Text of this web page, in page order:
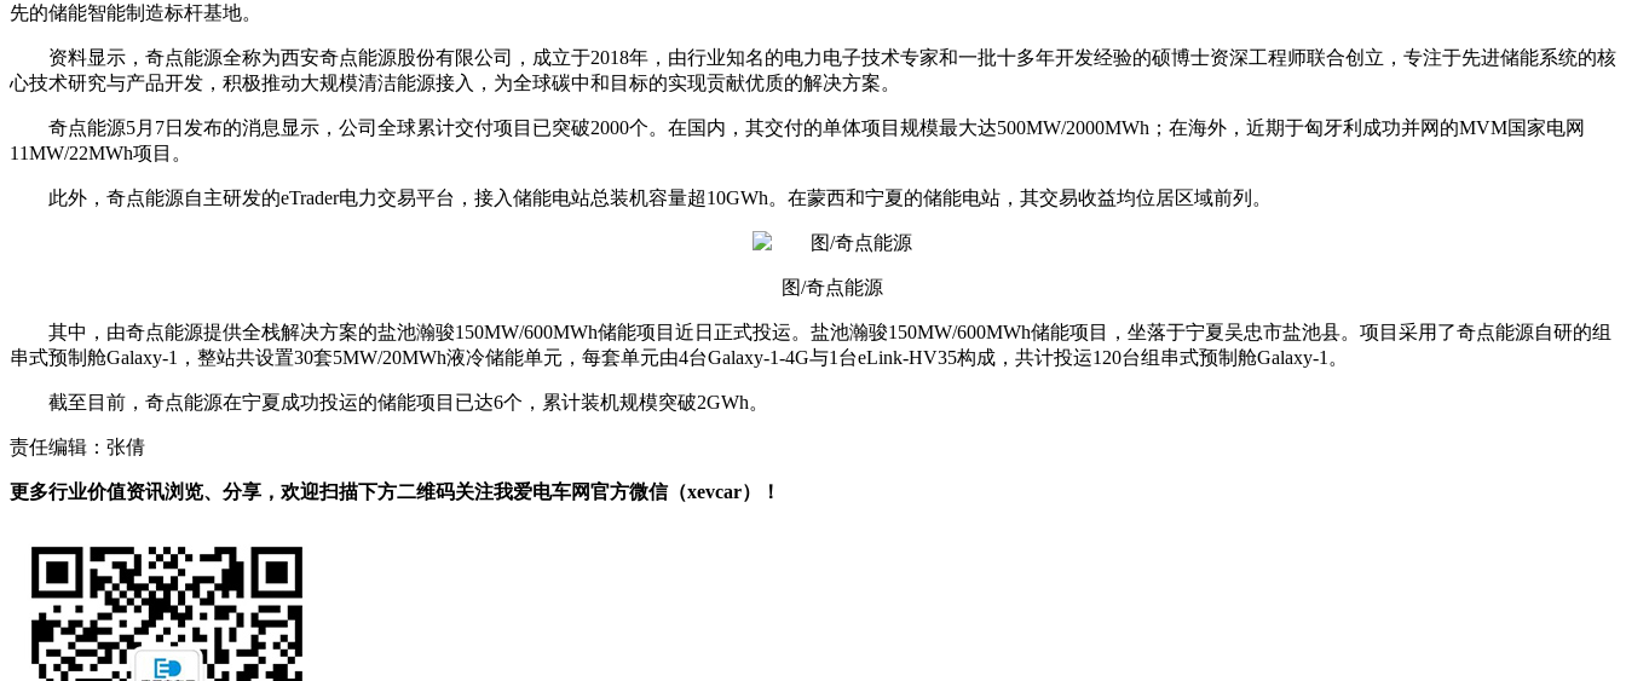
先的储能智能制造标杆基地。
资料显示，奇点能源全称为西安奇点能源股份有限公司，成立于2018年，由行业知名的电力电子技术专家和一批十多年开发经验的硕博士资深工程师联合创立，专注于先进储能系统的核
心技术研究与产品开发，积极推动大规模清洁能源接入，为全球碳中和目标的实现贡献优质的解决方案。
奇点能源5月7日发布的消息显示，公司全球累计交付项目已突破2000个。在国内，其交付的单体项目规模最大达500MW/2000MWh；在海外，近期于匈牙利成功并网的MVM国家电网
11MW/22MWh项目。
此外，奇点能源自主研发的eTrader电力交易平台，接入储能电站总装机容量超10GWh。在蒙西和宁夏的储能电站，其交易收益均位居区域前列。
图/奇点能源
其中，由奇点能源提供全栈解决方案的盐池瀚骏150MW/600MWh储能项目近日正式投运。盐池瀚骏150MW/600MWh储能项目，坐落于宁夏吴忠市盐池县。项目采用了奇点能源自研的组
串式预制舱Galaxy-1，整站共设置30套5MW/20MWh液冷储能单元，每套单元由4台Galaxy-1-4G与1台eLink-HV35构成，共计投运120台组串式预制舱Galaxy-1。
截至目前，奇点能源在宁夏成功投运的储能项目已达6个，累计装机规模突破2GWh。
责任编辑：张倩
更多行业价值资讯浏览、分享，欢迎扫描下方二维码关注我爱电车网官方微信（xevcar）！